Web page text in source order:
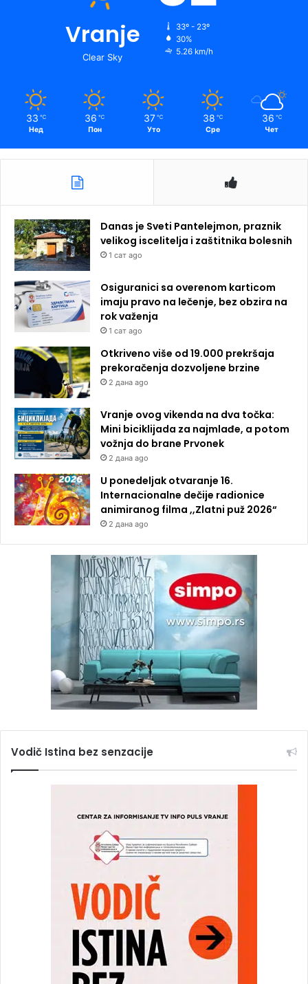
Vranje
Clear Sky
33º - 23º
30%
5.26 km/h
33 ℃
Нед
36 ℃
Пон
37 ℃
Уто
38 ℃
Сре
36 ℃
Чет
Danas je Sveti Pantelejmon, praznik
velikog iscelitelja i zaštitnika bolesnih
1 сат ago
Osiguranici sa overenom karticom
imaju pravo na lečenje, bez obzira na
rok važenja
1 сат ago
Otkriveno više od 19.000 prekršaja
prekoračenja dozvoljene brzine
2 дана ago
Vranje ovog vikenda na dva točka:
Mini biciklijada za najmlađe, a potom
vožnja do brane Prvonek
2 дана ago
U ponedeljak otvaranje 16.
Internacionalne dečije radionice
animiranog filma ,,Zlatni puž 2026“
2 дана ago
Vodič Istina bez senzacije